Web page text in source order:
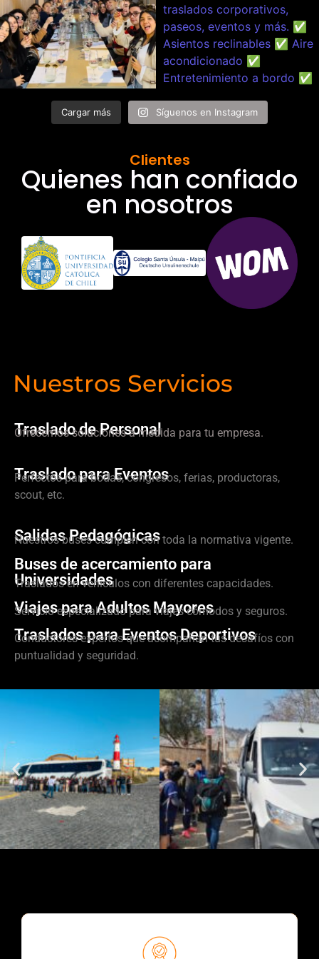
Cargar más Síguenos en Instagram
Clientes
Quienes han confiado
en nosotros
Nuestros Servicios
Traslado de Personal
Ofrecemos soluciones a medida para tu empresa.
Traslado para Eventos
Perfectos para bodas, congresos, ferias, productoras,
scout, etc.
Salidas Pedagógicas
Nuestros buses cumplen con toda la normativa vigente.
Buses de acercamiento para
Universidades
Traslados en vehículos con diferentes capacidades.
Viajes para Adultos Mayores
Servicio especializado para viajes cómodos y seguros.
Traslados para Eventos Deportivos
Conductores expertos que acompañan tus desafíos con
puntualidad y seguridad.